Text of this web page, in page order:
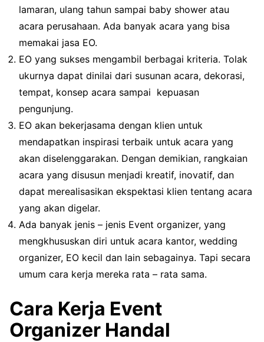
lamaran, ulang tahun sampai baby shower atau
acara perusahaan. Ada banyak acara yang bisa
memakai jasa EO.
EO yang sukses mengambil berbagai kriteria. Tolak
ukurnya dapat dinilai dari susunan acara, dekorasi,
tempat, konsep acara sampai kepuasan
pengunjung.
EO akan bekerjasama dengan klien untuk
mendapatkan inspirasi terbaik untuk acara yang
akan diselenggarakan. Dengan demikian, rangkaian
acara yang disusun menjadi kreatif, inovatif, dan
dapat merealisasikan ekspektasi klien tentang acara
yang akan digelar.
Ada banyak jenis – jenis Event organizer, yang
mengkhususkan diri untuk acara kantor, wedding
organizer, EO kecil dan lain sebagainya. Tapi secara
umum cara kerja mereka rata – rata sama.
Cara Kerja Event
Organizer Handal